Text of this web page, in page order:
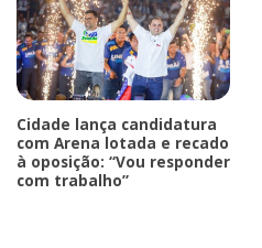
Cidade lança candidatura
com Arena lotada e recado
à oposição: “Vou responder
com trabalho”